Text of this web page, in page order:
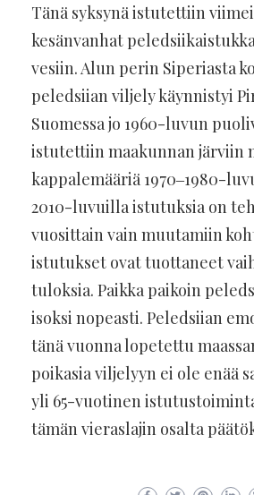
Tänä syksynä istutettiin
kesänvanhat
vesiin. Alun perin Siperiasta
peledsiian viljely käynnistyi
Suomessa jo 1960-luvun
istutettiin maakunnan järviin
kappalemääriä 1970‒1980-
2010-luvuilla istutuksia on
vuosittain vain muutamiin
istutukset ovat tuottaneet
tuloksia. Paikka paikoin
isoksi nopeasti. Peledsiian
tänä vuonna lopetettu
poikasia viljelyyn ei ole enää
yli 65-vuotinen
tämän vieraslajin osalta